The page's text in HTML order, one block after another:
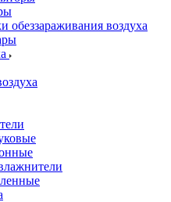
обеззараживания воздуха